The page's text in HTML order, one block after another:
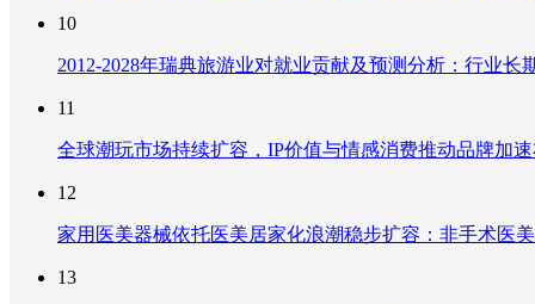
10
2012-2028年瑞典旅游业对就业贡献及预测分析：行业
11
全球潮玩市场持续扩容，IP价值与情感消费推动品牌加
12
家用医美器械依托医美居家化浪潮稳步扩容：非手术医
13